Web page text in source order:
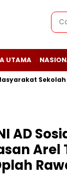
UTAMA
Sekolah
AD
Arel